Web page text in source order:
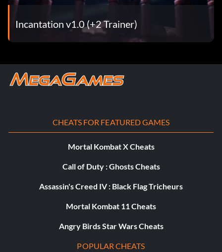
Incantation v1.0 (+2 Trainer)
CHEATS FOR FEATURED GAMES
Mortal Kombat X Cheats
Call of Duty : Ghosts Cheats
Assassin's Creed IV : Black Flag Tricheurs
Mortal Kombat 11 Cheats
Angry Birds Star Wars Cheats
POPULAR CHEATS